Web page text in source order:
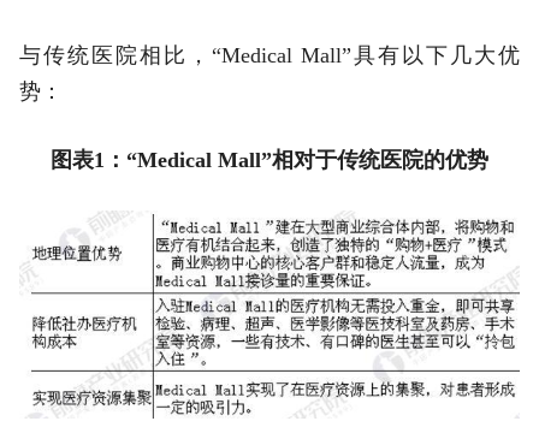
与传统医院相比，“Medical Mall”具有以下几大优
势：
图表1：“Medical Mall”相对于传统医院的优势